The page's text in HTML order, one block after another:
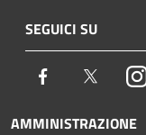
SEGUICI SU
Facebook Twitter
AMMINISTRAZIONE